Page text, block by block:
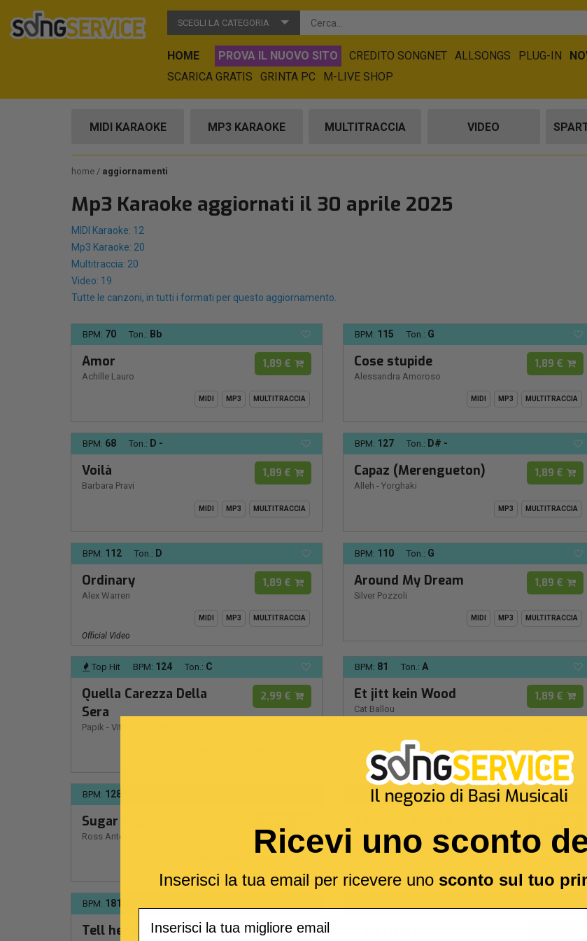
SCEGLI LA CATEGORIA
HOME PROVA IL NUOVO SITO CREDITO SONGNET ALLSONGS PLUG-IN
SCARICA GRATIS
GRINTA PC M-LIVE SHOP
MIDI KARAOKE MP3 KARAOKE MULTITRACCIA VIDEO
home aggiornamenti
Mp3 Karaoke aggiornati il 30 aprile 2025
MIDI Karaoke: 12
Mp3 Karaoke: 20
Multitraccia: 20
Video: 19
Tutte le canzoni, in tutti i formati per questo aggiornamento.
BPM: 70 Ton.: Bb
Amor
Achille Lauro
1,89 €
MIDI MP3 MULTITRACCIA
BPM: 115 Ton.: G
Cose stupide
Alessandra Amoroso
1,89 €
MIDI MP3 MULTITRACCIA
BPM: 68 Ton.: D -
Voilà
Barbara Pravi
1,89 €
MIDI MP3 MULTITRACCIA
BPM: 127 Ton.: D# -
Capaz (Merengueton)
Alleh - Yorghaki
1,89 €
MP3 MULTITRACCIA
BPM: 112 Ton.: D
Ordinary
Alex Warren
1,89 €
MIDI MP3 MULTITRACCIA
Official Video
BPM: 110 Ton.: G
Around My Dream
Silver Pozzoli
1,89 €
MIDI MP3 MULTITRACCIA
Top Hit BPM: 124 Ton.: C
Quella Carezza Della
Sera
Papik - Vittoria Siggillino
2,99 €
BPM: 81 Ton.: A
Et jitt kein Wood
Cat Ballou
1,89 €
BPM: 128
Sugar Sugar
Ross Antony
81 Ton.:G -
Giordana Angi-Sting
BPM: 181
Tell her about it 1,89 €
Ricevi uno sconto
Inserisci la tua email per ricevere uno sconto sul tuo